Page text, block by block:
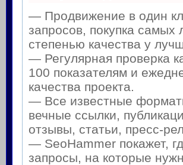
— Продвижение в один
запросов, покупка
степенью качества у
— Регулярная проверка
100 показателям и
качества проекта.
— Все известные
вечные ссылки,
отзывы, статьи, пресс-
— SeoHammer покажет,
запросы, на которые